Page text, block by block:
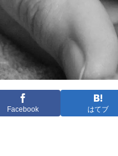
Facebook はてブ